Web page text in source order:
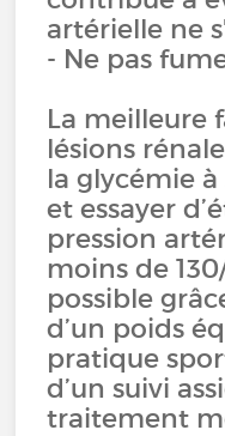
artérielle ne
- Ne pas
La meilleure
lésions
la glycémie à
et essayer
pression
moins de
possible
d’un poids
pratique
d’un suivi
traitement